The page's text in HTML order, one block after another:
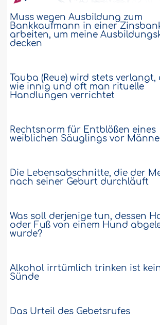
Muss wegen Ausbildung zum
Bankkaufmann in einer
arbeiten, um meine
decken
Tauba (Reue) wird stets verlangt,
wie innig und oft man rituelle
Handlungen verrichtet
Rechtsnorm für Entblößen eines
weiblichen Säuglings vor
Die Lebensabschnitte, die der
nach seiner Geburt durchläuft
Was soll derjenige tun, dessen
oder Fuß von einem Hund
wurde?
Alkohol irrtümlich trinken ist
Sünde
Das Urteil des Gebetsrufes